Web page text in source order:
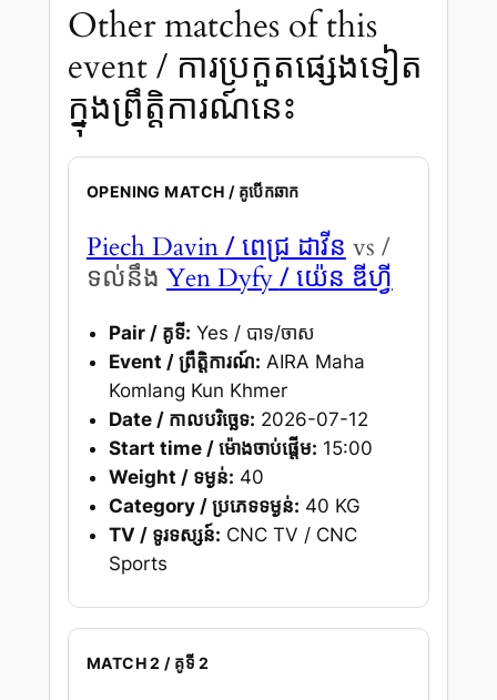
Other matches of this
event / ការប្រកួតផ្សេងទៀត
ក្នុងព្រឹត្តិការណ៍នេះ
OPENING MATCH / គូបើកឆាក
Piech Davin/ ពេជ្រ ដាវីន vs /
ទល់នឹង Yen Dyfy/ យ៉េន ឌីហ្វី
Pair / គូទី: Yes / បាទ/ចាស
Event / ព្រឹត្តិការណ៍: AIRA Maha
Komlang Kun Khmer
Date / កាលបរិច្ឆេទ: 2026-07-12
Start time / ម៉ោងចាប់ផ្តើម: 15:00
Weight / ទម្ងន់: 40
Category / ប្រភេទទម្ងន់: 40 KG
TV / ទូរទស្សន៍: CNC TV / CNC
Sports
MATCH 2 / គូទី 2